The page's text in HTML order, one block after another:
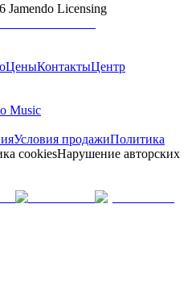
Jamendo Licensing
ЦеныКонтактыЦентр
Music
Условия продажиПолитика
cookiesНарушение авторских